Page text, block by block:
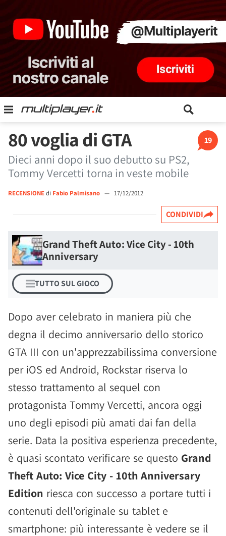
19
80 voglia di GTA
Dieci anni dopo il suo debutto su PS2,
Tommy Vercetti torna in veste mobile
RECENSIONEdi Fabio Palmisano — 17/12/2012
CONDIVIDI
Grand Theft Auto: Vice City - 10th
Anniversary
TUTTO SUL GIOCO
Dopo aver celebrato in maniera più che
degna il decimo anniversario dello storico
GTA III con un'apprezzabilissima conversione
per iOS ed Android, Rockstar riserva lo
stesso trattamento al sequel con
protagonista Tommy Vercetti, ancora oggi
uno degli episodi più amati dai fan della
serie. Data la positiva esperienza precedente,
è quasi scontato verificare se questo Grand
Theft Auto: Vice City - 10th Anniversary
Edition riesca con successo a portare tutti i
contenuti dell'originale su tablet e
smartphone: più interessante è vedere se il